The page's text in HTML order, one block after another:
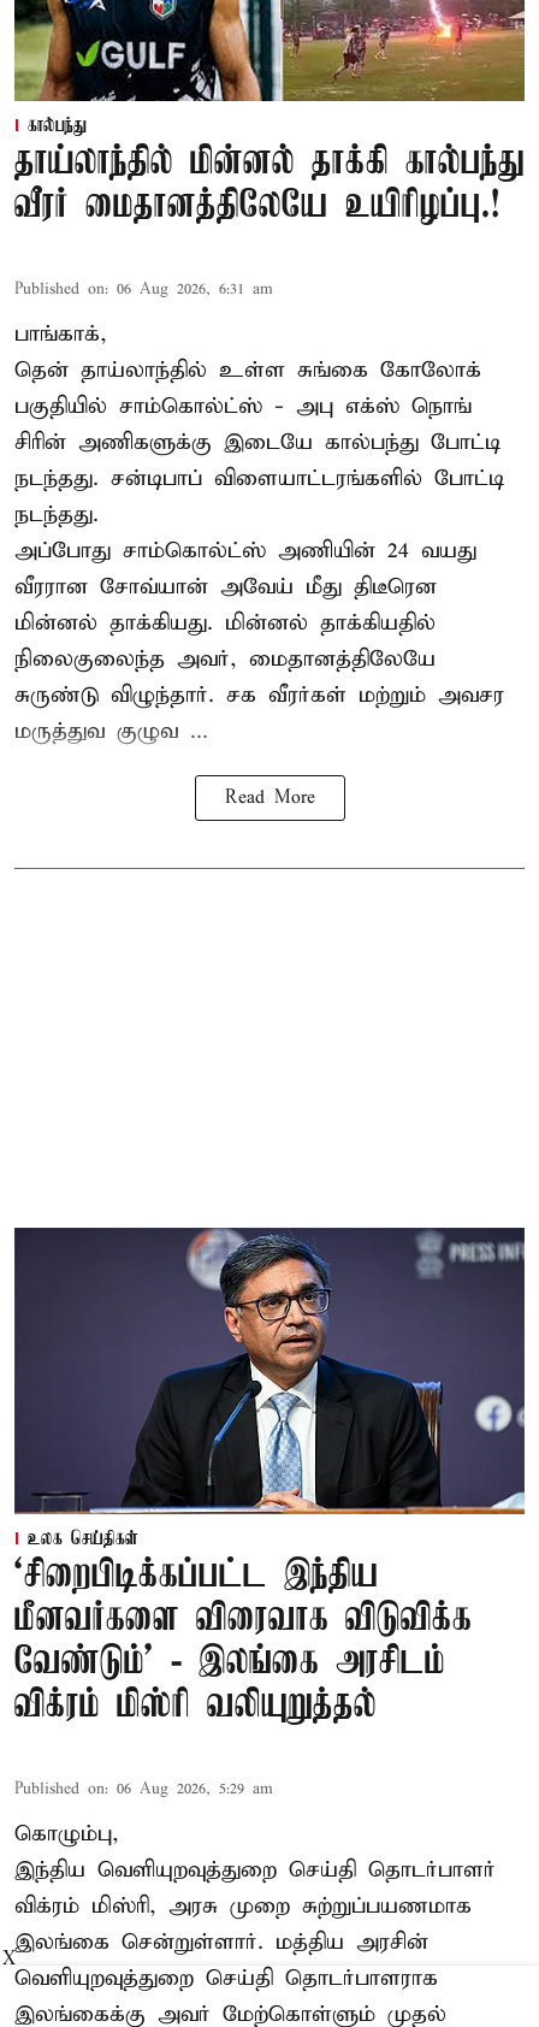
கால்பந்து
தாய்லாந்தில் மின்னல் தாக்கி கால்பந்து
வீரர் மைதானத்திலேயே உயிரிழப்பு.!
Published on: 06 Aug 2026, 6:31 am
பாங்காக்,
தென் தாய்லாந்தில் உள்ள சுங்கை கோலோக்
பகுதியில் சாம்கொல்ட்ஸ் - அபு எக்ஸ் நொங்
சிரின் அணிகளுக்கு இடையே கால்பந்து போட்டி
நடந்தது. சன்டிபாப் விளையாட்டரங்களில் போட்டி
நடந்தது.
அப்போது சாம்கொல்ட்ஸ் அணியின் 24 வயது
வீரரான சோவ்யான் அவேய் மீது திடீரென
மின்னல் தாக்கியது. மின்னல் தாக்கியதில்
நிலைகுலைந்த அவர், மைதானத்திலேயே
சுருண்டு விழுந்தார். சக வீரர்கள் மற்றும் அவசர
மருத்துவ குழுவ ...
Read More
உலக செய்திகள்
‘சிறைபிடிக்கப்பட்ட இந்திய
மீனவர்களை விரைவாக விடுவிக்க
வேண்டும்' - இலங்கை அரசிடம்
விக்ரம் மிஸ்ரி வலியுறுத்தல்
Published on: 06 Aug 2026, 5:29 am
கொழும்பு,
இந்திய வெளியுறவுத்துறை செய்தி தொடர்பாளர்
விக்ரம் மிஸ்ரி, அரசு முறை சுற்றுப்பயணமாக
இலங்கை சென்றுள்ளார். மத்திய அரசின்
வெளியுறவுத்துறை செய்தி தொடர்பாளராக
இலங்கைக்கு அவர் மேற்கொள்ளும் முதல்
X